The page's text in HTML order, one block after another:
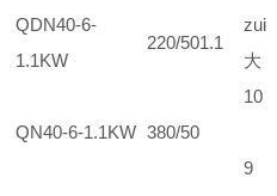
QDN40-6-
1.1KW
220/501.1
zui
大
10
QN40-6-1.1KW 380/50
9